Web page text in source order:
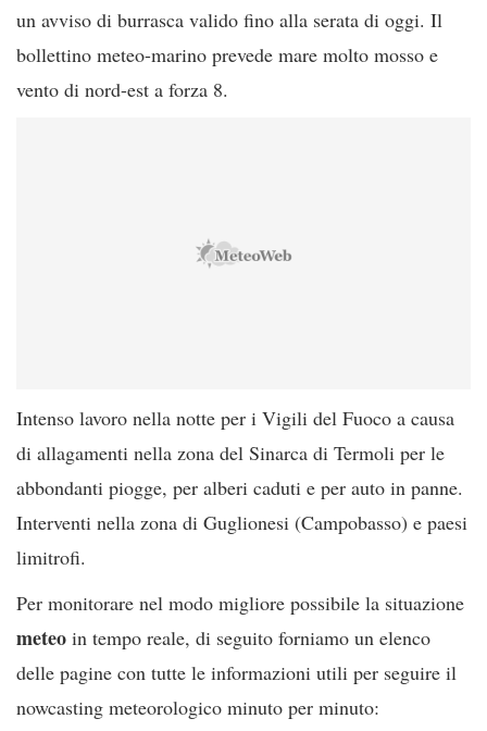
un avviso di burrasca valido fino alla serata di oggi. Il
bollettino meteo-marino prevede mare molto mosso e
vento di nord-est a forza 8.
Intenso lavoro nella notte per i Vigili del Fuoco a causa
di allagamenti nella zona del Sinarca di Termoli per le
abbondanti piogge, per alberi caduti e per auto in panne.
Interventi nella zona di Guglionesi (Campobasso) e paesi
limitrofi.
Per monitorare nel modo migliore possibile la situazione
meteo in tempo reale, di seguito forniamo un elenco
delle pagine con tutte le informazioni utili per seguire il
nowcasting meteorologico minuto per minuto: